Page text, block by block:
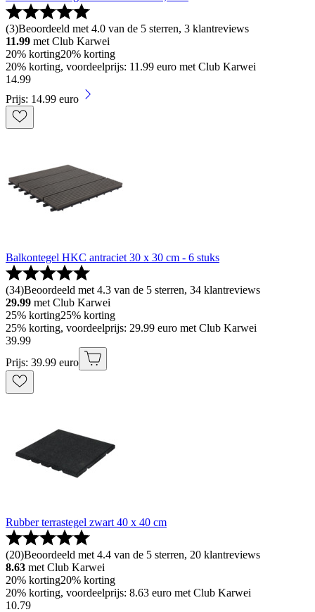
(3)Beoordeeld met 4.0 van de 5 sterren, 3 klantreviews
11.99 met Club Karwei
20% korting20% korting
20% korting, voordeelprijs: 11.99 euro met Club Karwei
14.99
Prijs: 14.99 euro
Balkontegel HKC antraciet 30 x 30 cm - 6 stuks
(34)Beoordeeld met 4.3 van de 5 sterren, 34 klantreviews
29.99 met Club Karwei
25% korting25% korting
25% korting, voordeelprijs: 29.99 euro met Club Karwei
39.99
Prijs: 39.99 euro
Rubber terrastegel zwart 40 x 40 cm
(20)Beoordeeld met 4.4 van de 5 sterren, 20 klantreviews
8.63 met Club Karwei
20% korting20% korting
20% korting, voordeelprijs: 8.63 euro met Club Karwei
10.79